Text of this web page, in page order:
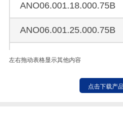
ANO06.001.18.000.75B
ANO06.001.25.000.75B
ANO06.001.34.000.75B
ANO06.001.41.000.75B
左右拖动表格显示其他内容
点击下载产